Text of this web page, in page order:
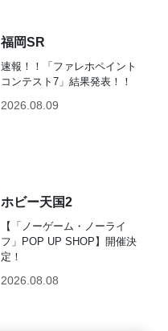
福岡SR
速報！！「ファレホペイント
コンテスト7」結果発表！！
2026.08.09
ホビー天国2
【「ノーゲーム・ノーライ
フ」POP UP SHOP】開催決
定！
2026.08.08